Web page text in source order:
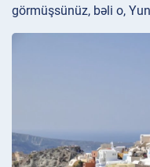
görmüşsünüz, bəli o,